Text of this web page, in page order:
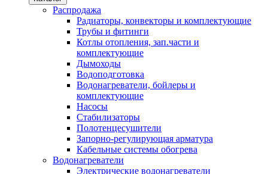
Распродажа
Радиаторы, конвекторы и комплектующие
Трубы и фитинги
Котлы отопления, зап.части и
комплектующие
Дымоходы
Водоподготовка
Водонагреватели, бойлеры и
комплектующие
Насосы
Стабилизаторы
Полотенцесушители
Запорно-регулирующая арматура
Кабельные системы обогрева
Водонагреватели
Электрические водонагреватели